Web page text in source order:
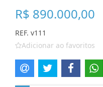
R$ 890.000,00
REF. v111
Adicionar ao favoritos